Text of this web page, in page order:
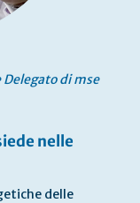
di mse
nelle
delle